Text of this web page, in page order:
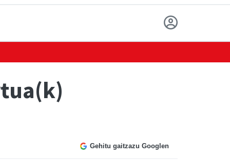
Gehitu gaitzazu Googlen